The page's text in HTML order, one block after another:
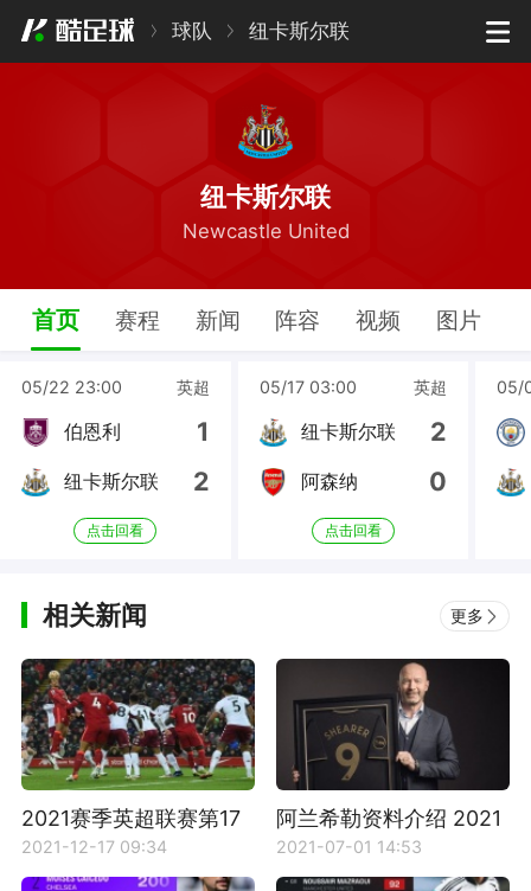
球队 纽卡斯尔联
纽卡斯尔联
Newcastle United
首页 赛程 新闻 阵容 视频 图片
05/22 23:00 英超
伯恩利 1
纽卡斯尔联 2
点击回看
05/17 03:00 英超
纽卡斯尔联 2
阿森纳 0
点击回看
05/
相关新闻 更多
2021赛季英超联赛第17
轮利物浦vs纽卡斯尔联
比赛回放
2021-12-17 09:34
阿兰希勒资料介绍 2021
英超名人堂成员
2021-07-01 14:53